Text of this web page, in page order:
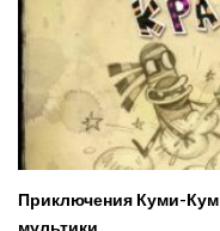
Приключения Куми-